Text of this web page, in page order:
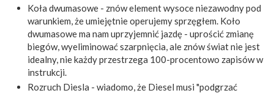
Koła dwumasowe - znów element wysoce niezawodny pod
warunkiem, że umiejętnie operujemy sprzęgłem. Koło
dwumasowe ma nam uprzyjemnić jazdę - uprościć zmianę
biegów, wyeliminować szarpnięcia, ale znów świat nie jest
idealny, nie każdy przestrzega 100-procentowo zapisów w
instrukcji.
Rozruch Diesla - wiadomo, że Diesel musi "podgrzać